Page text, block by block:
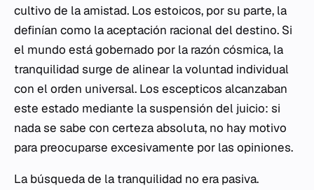
cultivo de la amistad. Los estoicos, por su parte, la
definían como la aceptación racional del destino. Si
el mundo está gobernado por la razón cósmica, la
tranquilidad surge de alinear la voluntad individual
con el orden universal. Los escepticos alcanzaban
este estado mediante la suspensión del juicio: si
nada se sabe con certeza absoluta, no hay motivo
para preocuparse excesivamente por las opiniones.
La búsqueda de la tranquilidad no era pasiva.